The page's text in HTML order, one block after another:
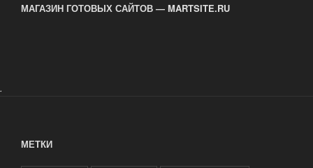
МАГАЗИН ГОТОВЫХ САЙТОВ — MARTSITE.RU
.
МЕТКИ